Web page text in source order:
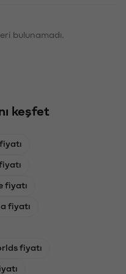
bulunamadı.
keşfet
fiyatı
fiyatı
fiyatı